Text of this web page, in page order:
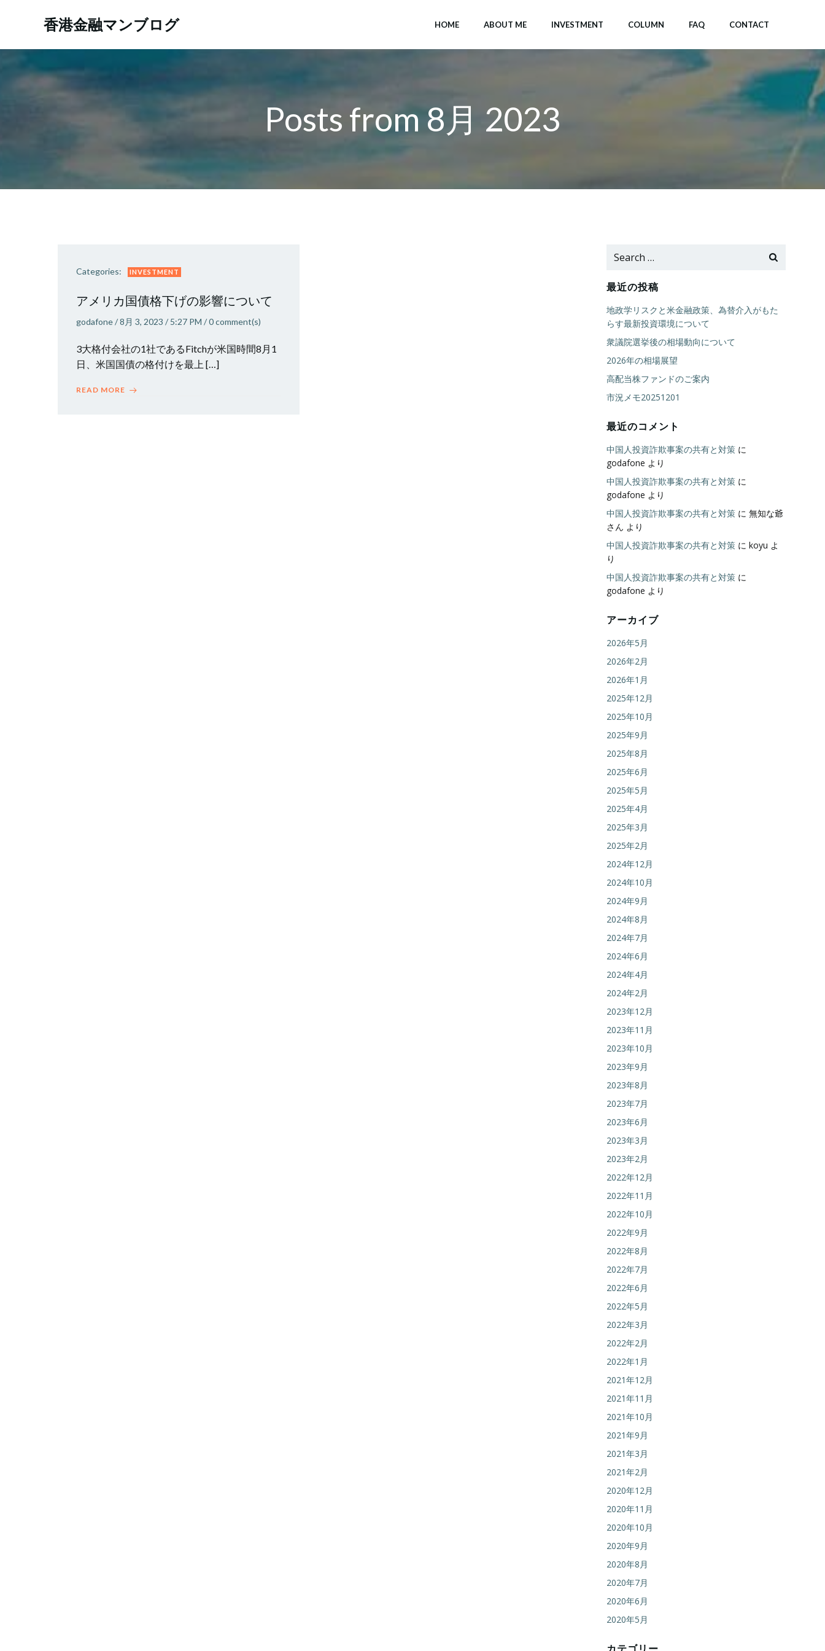
ン
香港金融マンブログ HOME ABOUT ME INVESTMENT COLUMN FAQ CONTACT
Posts from 8月 2023
Categories: INVESTMENT
アメリカ国債格下げの影響について
godafone/8月 3, 2023 / 5:27 PM /0comment(s)
3大格付会社の1社であるFitchが米国時間8月1
日、米国国債の格付けを最上 […]
READ MORE
Search
最近の投稿
地政学リスクと米金融政策、為替介入がもた
らす最新投資環境について
衆議院選挙後の相場動向について
2026年の相場展望
高配当株ファンドのご案内
市況メモ20251201
最近のコメント
中国人投資詐欺事案の共有と対策 に
godafone より
中国人投資詐欺事案の共有と対策 に
godafone より
中国人投資詐欺事案の共有と対策 に 無知な爺
さん より
中国人投資詐欺事案の共有と対策 に koyu よ
り
中国人投資詐欺事案の共有と対策 に
godafone より
アーカイブ
2026年5月
2026年2月
2026年1月
2025年12月
2025年10月
2025年9月
2025年8月
2025年6月
2025年5月
2025年4月
2025年3月
2025年2月
2024年12月
2024年10月
2024年9月
2024年8月
2024年7月
2024年6月
2024年4月
2024年2月
2023年12月
2023年11月
2023年10月
2023年9月
2023年8月
2023年7月
2023年6月
2023年3月
2023年2月
2022年12月
2022年11月
2022年10月
2022年9月
2022年8月
2022年7月
2022年6月
2022年5月
2022年3月
2022年2月
2022年1月
2021年12月
2021年11月
2021年10月
2021年9月
2021年3月
2021年2月
2020年12月
2020年11月
2020年10月
2020年9月
2020年8月
2020年7月
2020年6月
2020年5月